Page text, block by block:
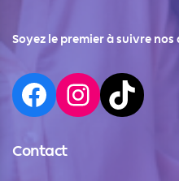
Soyez le premier à suivre nos
Contact